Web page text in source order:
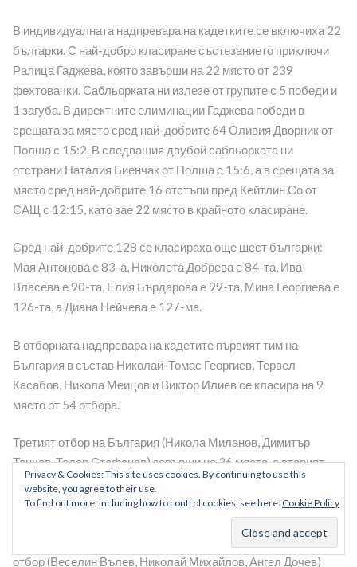
В индивидуалната надпревара на кадетките се включиха 22
българки. С най-добро класиране състезанието приключи
Ралица Гаджева, която завърши на 22 място от 239
фехтовачки. Сабльорката ни излезе от групите с 5 победи и
1 загуба. В директните елиминации Гаджева победи в
срещата за място сред най-добрите 64 Оливия Дворник от
Полша с 15:2. В следващия двубой сабльорката ни
отстрани Наталия Биенчак от Полша с 15:6, а в срещата за
място сред най-добрите 16 отстъпи пред Кейтлин Со от
САЩ с 12:15, като зае 22 място в крайното класиране.
Сред най-добрите 128 се класираха още шест българки:
Мая Антонова е 83-а, Николета Добрева е 84-та, Ива
Власева е 90-та, Елия Бърдарова е 99-та, Мина Георгиева е
126-та, а Диана Нейчева е 127-ма.
В отборната надпревара на кадетите първият тим на
България в състав Николай-Томас Георгиев, Тервел
Касабов, Никола Меицов и Виктор Илиев се класира на 9
място от 54 отбора.
Третият отбор на България (Никола Миланов, Димитър
Тончев, Тодор Стефанов) завърши на 36 място, а вторият
отбор на България (Константин Атанасов, Деян Господинов,
Никола Иванов, Максим Радев) се класира 37-ми.
Четвъртият отбор на България (Никола Кирков, Преслав
Андреев, Никита Бонев, Георги Нанчев) е 40-ти, а петият ни
отбор (Веселин Вълев, Николай Михайлов, Ангел Дочев)
Privacy & Cookies: This site uses cookies. By continuing to use this
website, you agree to their use.
To find out more, including how to control cookies, see here: Cookie Policy